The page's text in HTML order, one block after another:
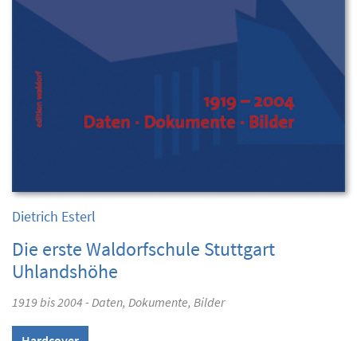
Dietrich Esterl
Die erste Waldorfschule Stuttgart
Uhlandshöhe
1919 bis 2004 - Daten, Dokumente, Bilder